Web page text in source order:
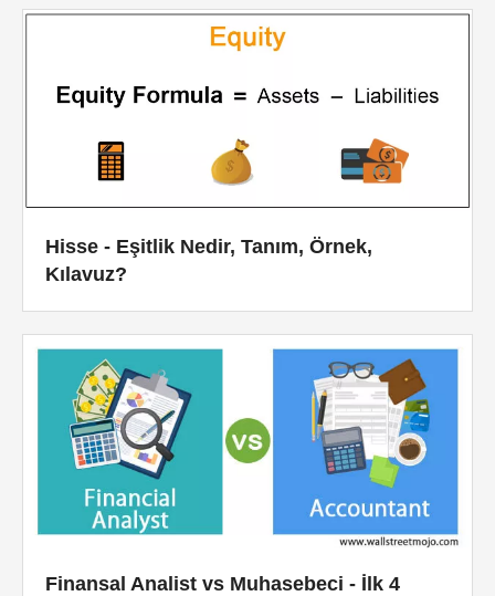
Hisse - Eşitlik Nedir, Tanım, Örnek,
Kılavuz?
Finansal Analist vs Muhasebeci - İlk 4